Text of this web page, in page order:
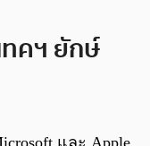
ทคฯ ยักษ์